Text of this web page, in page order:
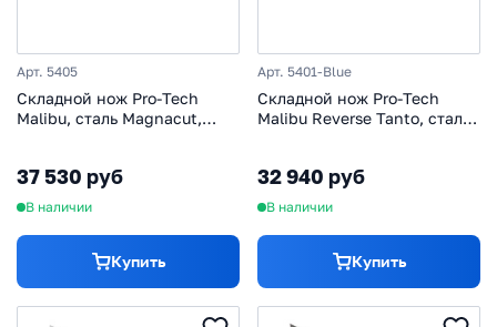
Арт. 5405
Складной нож Pro-Tech
Malibu, сталь Magnacut,
37 530 руб
В наличии
Купить
Арт. 5401-Blue
Складной нож Pro-Tech
Malibu Reverse Tanto, сталь
32 940 руб
В наличии
Купить